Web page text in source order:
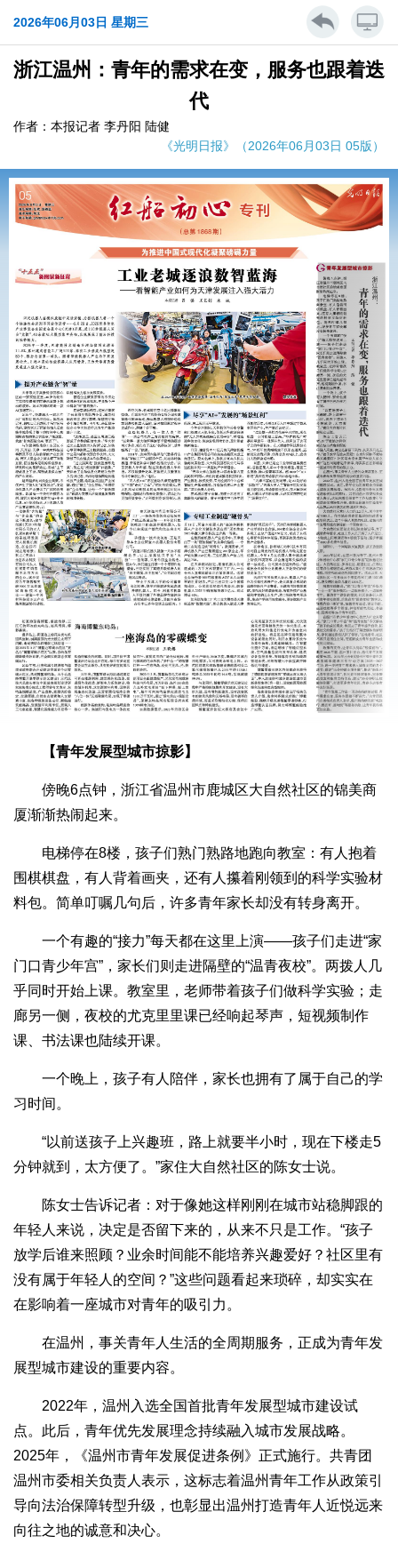
2026年06月03日 星期三
浙江温州：青年的需求在变，服务也跟着迭
代
作者：本报记者 李丹阳 陆健
《光明日报》（2026年06月03日 05版）
【青年发展型城市掠影】
傍晚6点钟，浙江省温州市鹿城区大自然社区的锦美商
厦渐渐热闹起来。
电梯停在8楼，孩子们熟门熟路地跑向教室：有人抱着
围棋棋盘，有人背着画夹，还有人攥着刚领到的科学实验材
料包。简单叮嘱几句后，许多青年家长却没有转身离开。
一个有趣的“接力”每天都在这里上演——孩子们走进“家
门口青少年宫”，家长们则走进隔壁的“温青夜校”。两拨人几
乎同时开始上课。教室里，老师带着孩子们做科学实验；走
廊另一侧，夜校的尤克里里课已经响起琴声，短视频制作
课、书法课也陆续开课。
一个晚上，孩子有人陪伴，家长也拥有了属于自己的学
习时间。
“以前送孩子上兴趣班，路上就要半小时，现在下楼走5
分钟就到，太方便了。”家住大自然社区的陈女士说。
陈女士告诉记者：对于像她这样刚刚在城市站稳脚跟的
年轻人来说，决定是否留下来的，从来不只是工作。“孩子
放学后谁来照顾？业余时间能不能培养兴趣爱好？社区里有
没有属于年轻人的空间？”这些问题看起来琐碎，却实实在
在影响着一座城市对青年的吸引力。
在温州，事关青年人生活的全周期服务，正成为青年发
展型城市建设的重要内容。
2022年，温州入选全国首批青年发展型城市建设试
点。此后，青年优先发展理念持续融入城市发展战略。
2025年，《温州市青年发展促进条例》正式施行。共青团
温州市委相关负责人表示，这标志着温州青年工作从政策引
导向法治保障转型升级，也彰显出温州打造青年人近悦远来
向往之地的诚意和决心。